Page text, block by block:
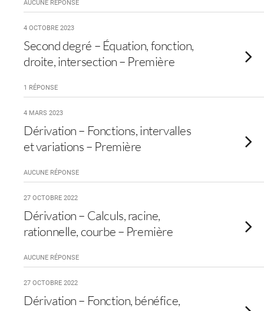
AUCUNE RÉPONSE
4 OCTOBRE 2023
Second degré – Équation, fonction,
droite, intersection – Première
1 RÉPONSE
4 MARS 2023
Dérivation – Fonctions, intervalles
et variations – Première
AUCUNE RÉPONSE
27 OCTOBRE 2022
Dérivation – Calculs, racine,
rationnelle, courbe – Première
AUCUNE RÉPONSE
27 OCTOBRE 2022
Dérivation – Fonction, bénéfice,